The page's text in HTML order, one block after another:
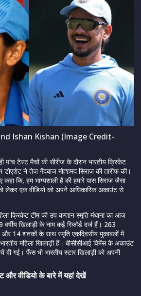
Ishan Kishan (Image Credit-
पांच टेस्ट मैचों की सीरीज के दौरान भारतीय क्रिकेट
डोएशेट ने तेज गेंदबाज मोह्हमद सिराज की तारीफ की।
कहा कि, हम भाग्यशाली हैं की हमारे पास सिराज जैसा
लेकर एक वीडियो को अपने आधिकारिक अकाउंट से
क्रिकेट टीम की उप कप्तान स्मृति मंधाना का आज
खिलाड़ी के नाम कई रिकॉर्ड दर्ज हैं। 263
और 14 शतकों के साथ स्मृति एकदिवसीय मुकाबलों में
महिला खिलाड़ी हैं। बीसीसीआई विमेंस के अकाउंट
दी गई। फैंस भी भारतीय स्टार खिलाड़ी को अपनी
और वीडियो के बारे में यहां देखें